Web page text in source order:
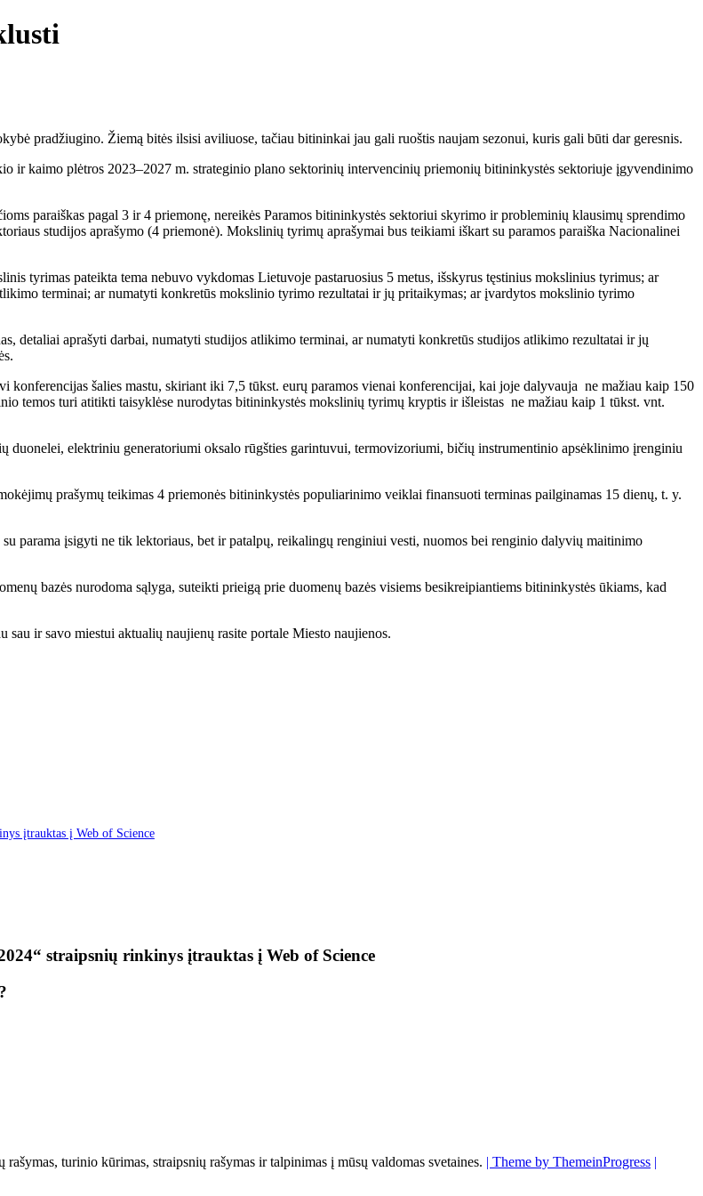
pradžiugino. Žiemą bitės ilsisi aviliuose, tačiau bitininkai jau gali ruoštis naujam sezonui, kuris gali būti dar geresnis.
ir kaimo plėtros 2023–2027 m. strateginio plano sektorinių intervencinių priemonių bitininkystės sektoriuje įgyvendinimo
paraiškas pagal 3 ir 4 priemonę, nereikės Paramos bitininkystės sektoriui skyrimo ir probleminių klausimų sprendimo
studijos aprašymo (4 priemonė). Mokslinių tyrimų aprašymai bus teikiami iškart su paramos paraiška Nacionalinei
tyrimas pateikta tema nebuvo vykdomas Lietuvoje pastaruosius 5 metus, išskyrus tęstinius mokslinius tyrimus; ar
terminai; ar numatyti konkretūs mokslinio tyrimo rezultatai ir jų pritaikymas; ar įvardytos mokslinio tyrimo
detaliai aprašyti darbai, numatyti studijos atlikimo terminai, ar numatyti konkretūs studijos atlikimo rezultatai ir jų
šalies mastu, skiriant iki 7,5 tūkst. eurų paramos vienai konferencijai, kai joje dalyvauja ne mažiau kaip 150
temos turi atitikti taisyklėse nurodytas bitininkystės mokslinių tyrimų kryptis ir išleistas ne mažiau kaip 1 tūkst. vnt.
duonelei, elektriniu generatoriumi oksalo rūgšties garintuvui, termovizoriumi, bičių instrumentinio apsėklinimo įrenginiu
prašymų teikimas 4 priemonės bitininkystės populiarinimo veiklai finansuoti terminas pailginamas 15 dienų, t. y.
parama įsigyti ne tik lektoriaus, bet ir patalpų, reikalingų renginiui vesti, nuomos bei renginio dalyvių maitinimo
bazės nurodoma sąlyga, suteikti prieigą prie duomenų bazės visiems besikreipiantiems bitininkystės ūkiams, kad
ir savo miestui aktualių naujienų rasite portale Miesto naujienos.
įtrauktas į Web of Science
straipsnių rinkinys įtrauktas į Web of Science
turinio kūrimas, straipsnių rašymas ir talpinimas į mūsų valdomas svetaines. | Theme by ThemeinProgress |